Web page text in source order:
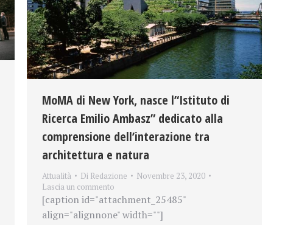
MoMA di New York, nasce l’‘Istituto di
Ricerca Emilio Ambasz” dedicato alla
comprensione dell’interazione tra
architettura e natura
Attualità Di Redazione
Novembre 23, 2020
Lascia un commento
[caption id="attachment_25485"
align="alignnone" width=""]